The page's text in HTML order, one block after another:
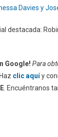
Davies y
destacada:
Google! Para
Haz clic aquíy
. Encuéntranos